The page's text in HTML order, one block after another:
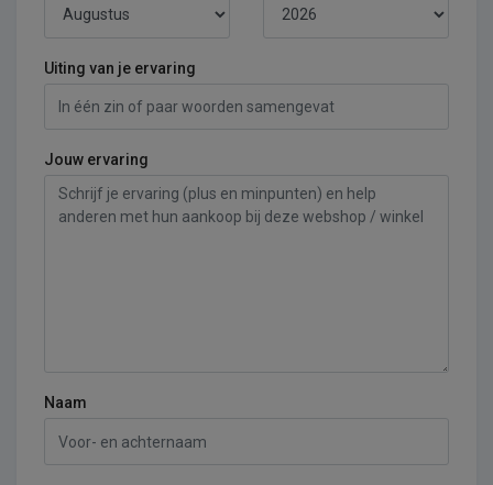
Uiting van je ervaring
Jouw ervaring
Naam